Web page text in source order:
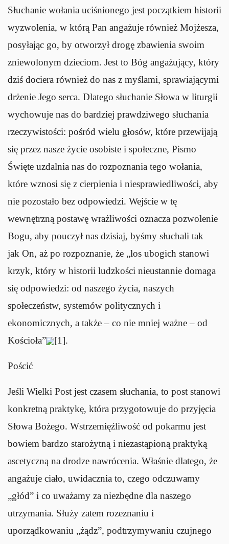
Słuchanie wołania uciśnionego jest początkiem historii
wyzwolenia, w którą Pan angażuje również Mojżesza,
posyłając go, by otworzył drogę zbawienia swoim
zniewolonym dzieciom. Jest to Bóg angażujący, który
dziś dociera również do nas z myślami, sprawiającymi
drżenie Jego serca. Dlatego słuchanie Słowa w liturgii
wychowuje nas do bardziej prawdziwego słuchania
rzeczywistości: pośród wielu głosów, które przewijają
się przez nasze życie osobiste i społeczne, Pismo
Święte uzdalnia nas do rozpoznania tego wołania,
które wznosi się z cierpienia i niesprawiedliwości, aby
nie pozostało bez odpowiedzi. Wejście w tę
wewnętrzną postawę wrażliwości oznacza pozwolenie
Bogu, aby pouczył nas dzisiaj, byśmy słuchali tak
jak On, aż po rozpoznanie, że „los ubogich stanowi
krzyk, który w historii ludzkości nieustannie domaga
się odpowiedzi: od naszego życia, naszych
społeczeństw, systemów politycznych i
ekonomicznych, a także – co nie mniej ważne – od
Kościoła”
[1].
Pościć
Jeśli Wielki Post jest czasem słuchania, to post stanowi
konkretną praktykę, która przygotowuje do przyjęcia
Słowa Bożego. Wstrzemięźliwość od pokarmu jest
bowiem bardzo starożytną i niezastąpioną praktyką
ascetyczną na drodze nawrócenia. Właśnie dlatego, że
angażuje ciało, uwidacznia to, czego odczuwamy
„głód” i co uważamy za niezbędne dla naszego
utrzymania. Służy zatem rozeznaniu i
uporządkowaniu „żądz”, podtrzymywaniu czujnego